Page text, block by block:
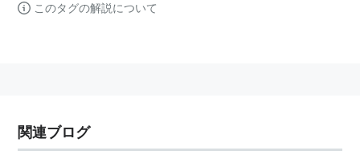
このタグの解説について
関連ブログ